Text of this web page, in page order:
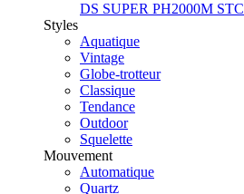
DS SUPER PH2000M STC
Styles
Aquatique
Vintage
Globe-trotteur
Classique
Tendance
Outdoor
Squelette
Mouvement
Automatique
Quartz